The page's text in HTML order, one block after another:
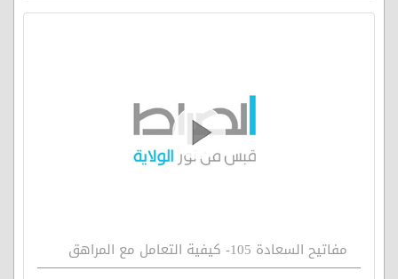
مفاتيح السعادة 105- كيفية التعامل مع المراهق